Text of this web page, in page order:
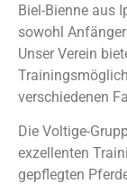
Biel-Bienne aus
sowohl
Unser Verein
verschiedenen
Die Voltige-
exzellenten
gepflegten